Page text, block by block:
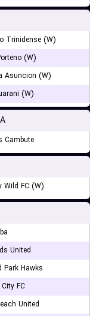
Trinidense (W)
(W)
Asuncion (W)
(W)
Cambute
Wild FC (W)
United
Park Hawks
FC
United